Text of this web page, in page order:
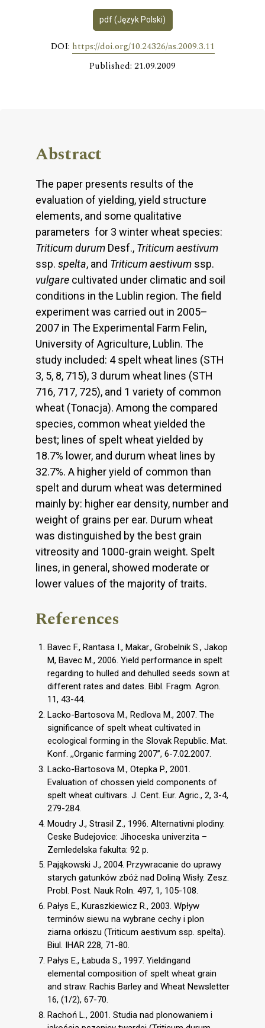
pdf (Język Polski)
DOI: https://doi.org/10.24326/as.2009.3.11
Published: 21.09.2009
Abstract
The paper presents results of the
evaluation of yielding, yield structure
elements, and some qualitative
parameters for 3 winter wheat species:
Triticum durum Desf., Triticum aestivum
ssp. spelta, and Triticum aestivum ssp.
vulgare cultivated under climatic and soil
conditions in the Lublin region. The field
experiment was carried out in 2005–
2007 in The Experimental Farm Felin,
University of Agriculture, Lublin. The
study included: 4 spelt wheat lines (STH
3, 5, 8, 715), 3 durum wheat lines (STH
716, 717, 725), and 1 variety of common
wheat (Tonacja). Among the compared
species, common wheat yielded the
best; lines of spelt wheat yielded by
18.7% lower, and durum wheat lines by
32.7%. A higher yield of common than
spelt and durum wheat was determined
mainly by: higher ear density, number and
weight of grains per ear. Durum wheat
was distinguished by the best grain
vitreosity and 1000-grain weight. Spelt
lines, in general, showed moderate or
lower values of the majority of traits.
References
Bavec F., Rantasa I., Makar., Grobelnik S., Jakop
M, Bavec M., 2006. Yield performance in spelt
regarding to hulled and dehulled seeds sown at
different rates and dates. Bibl. Fragm. Agron.
11, 43-44.
Lacko-Bartosova M., Redlova M., 2007. The
significance of spelt wheat cultivated in
ecological forming in the Slovak Republic. Mat.
Konf. ,,Organic farming 2007”, 6-7.02.2007.
Lacko-Bartosova M., Otepka P., 2001.
Evaluation of chossen yield components of
spelt wheat cultivars. J. Cent. Eur. Agric., 2, 3-4,
279-284.
Moudry J., Strasil Z., 1996. Alternativni plodiny.
Ceske Budejovice: Jihoceska univerzita –
Zemledelska fakulta: 92 p.
Pająkowski J., 2004. Przywracanie do uprawy
starych gatunków zbóż nad Doliną Wisły. Zesz.
Probl. Post. Nauk Roln. 497, 1, 105-108.
Pałys E., Kuraszkiewicz R., 2003. Wpływ
terminów siewu na wybrane cechy i plon
ziarna orkiszu (Triticum aestivum ssp. spelta).
Biul. IHAR 228, 71-80.
Pałys E., Łabuda S., 1997. Yieldingand
elemental composition of spelt wheat grain
and straw. Rachis Barley and Wheat Newsletter
16, (1/2), 67-70.
Rachoń L., 2001. Studia nad plonowaniem i